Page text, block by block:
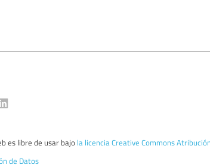
es libre de usar bajo la licencia Creative Commons
de Datos